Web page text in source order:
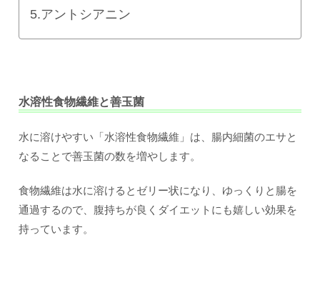
5.アントシアニン
水溶性食物繊維と善玉菌
水に溶けやすい「水溶性食物繊維」は、腸内細菌のエサと
なることで善玉菌の数を増やします。
食物繊維は水に溶けるとゼリー状になり、ゆっくりと腸を
通過するので、腹持ちが良くダイエットにも嬉しい効果を
持っています。